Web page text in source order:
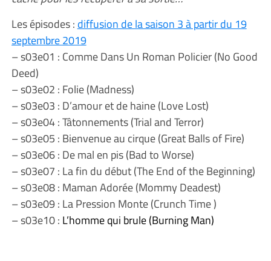
Les épisodes : diffusion de la saison 3 à partir du 19
septembre 2019
– s03e01 : Comme Dans Un Roman Policier (No Good
Deed)
– s03e02 : Folie (Madness)
– s03e03 : D’amour et de haine (Love Lost)
– s03e04 : Tâtonnements (Trial and Terror)
– s03e05 : Bienvenue au cirque (Great Balls of Fire)
– s03e06 : De mal en pis (Bad to Worse)
– s03e07 : La fin du début (The End of the Beginning)
– s03e08 : Maman Adorée (Mommy Deadest)
– s03e09 : La Pression Monte (Crunch Time )
– s03e10 : L’homme qui brule (Burning Man)